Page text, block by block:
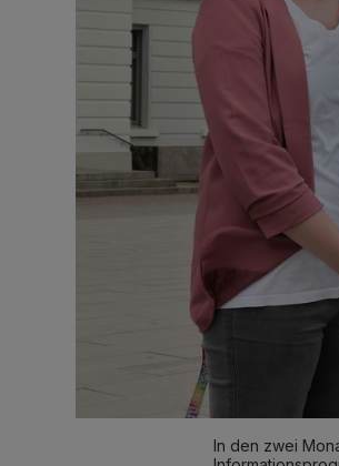
In den zwei